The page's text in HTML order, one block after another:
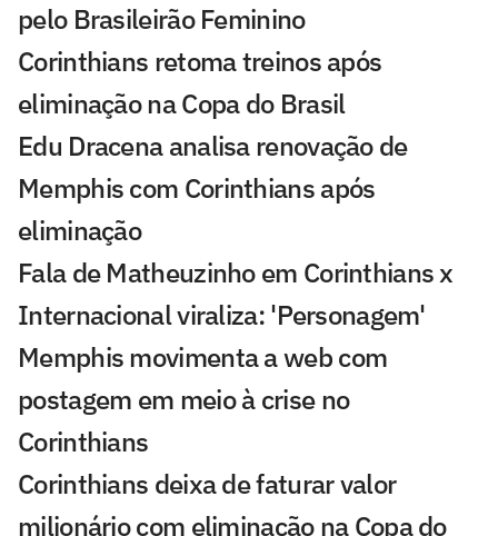
pelo Brasileirão Feminino
Corinthians retoma treinos após
eliminação na Copa do Brasil
Edu Dracena analisa renovação de
Memphis com Corinthians após
eliminação
Fala de Matheuzinho em Corinthians x
Internacional viraliza: 'Personagem'
Memphis movimenta a web com
postagem em meio à crise no
Corinthians
Corinthians deixa de faturar valor
milionário com eliminação na Copa do